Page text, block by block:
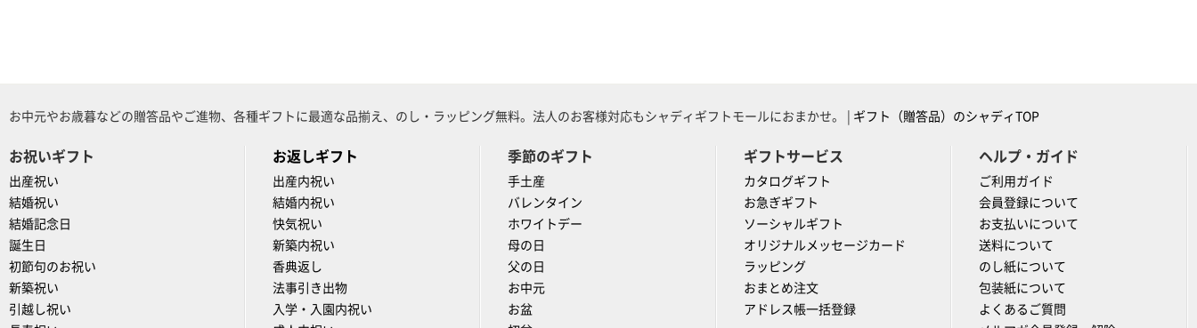
お中元やお歳暮などの贈答品やご進物、各種ギフトに最適な品揃え、のし・ラッピング無料。法人のお客様対応もシャディギフトモールにおまかせ。 | ギフト（贈答品）のシャディTOP
お祝いギフト
出産祝い
結婚祝い
結婚記念日
誕生日
初節句のお祝い
新築祝い
引越し祝い
お返しギフト
出産内祝い
結婚内祝い
快気祝い
新築内祝い
香典返し
法事引き出物
入学・入園内祝い
季節のギフト
手土産
バレンタイン
ホワイトデー
母の日
父の日
お中元
お盆
ギフトサービス
カタログギフト
お急ぎギフト
ソーシャルギフト
オリジナルメッセージカード
ラッピング
おまとめ注文
アドレス帳一括登録
ヘルプ・ガイド
ご利用ガイド
会員登録について
お支払いについて
送料について
のし紙について
包装紙について
よくあるご質問